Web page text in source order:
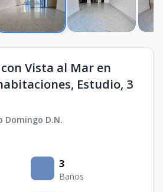
Vista al Mar en
Estudio, 3
Domingo D.N.
3
Baños